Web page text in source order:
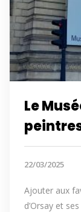
Le
22/03/2025
Ajouter aux
d’Orsay et